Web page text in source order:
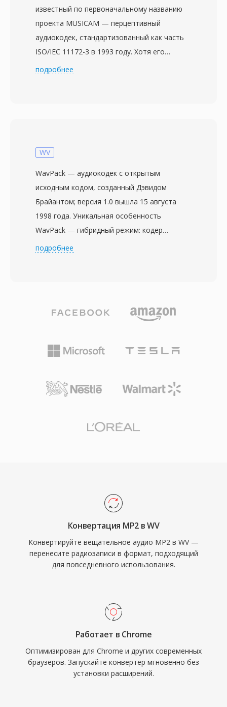
известный по первоначальному названию
проекта MUSICAM — перцептивный
аудиокодек, стандартизованный как часть
ISO/IEC 11172-3 в 1993 году. Хотя его
преемник MP3 завоевал внимание
психоакустическую модель для определения
кодирует каждую подполосу по Хаффману.
Типичные вещательные конфигурации
используют 192-384 кбит/с для стерео,
обеспечивая прозрачное качество при
меньшей сложности кодера и лучшей
устойчивости к ошибкам, чем Layer III.
Задержка кодирования тоже ниже —
важное свойство для прямого вещания, где
критична. Три преимущества поддерживают
после стандартизации: плавная деградация
при ошибках передачи, жизненно важная
задержка кодирования для вещательных
подробнее
WV
WavPack — аудиокодек с открытым
исходным кодом, созданный Дэвидом
Брайантом; версия 1.0 вышла 15 августа
1998 года. Уникальная особенность
WavPack — гибридный режим: кодер
одновременно создаёт компактный файл с
мобильность, берут только файл с
качество, сохраняют оба. Кодек
обрабатывает PCM-аудио от 8-битного до
плавающей запятой, с частотами
поддержка которого появилась в WavPack
Многопоточное кодирование в поздних
версиях значительно ускоряет обработку
на современном оборудовании. Библиотека
с открытым кодом распространяется под
лицензией BSD и интегрирована в
foobar2000, VLC, FFmpeg и множество
теги APEv2, встроенные cue-листы и
значения ReplayGain, покрывая
требовательных музыкальных коллекций.
подробнее
Конвертация MP2 в WV
Конвертируйте вещательное аудио MP2 в WV —
перенесите радиозаписи в формат, подходящий
для повседневного использования.
Работает в Chrome
Оптимизирован для Chrome и других современных
браузеров. Запускайте конвертер мгновенно без
установки расширений.